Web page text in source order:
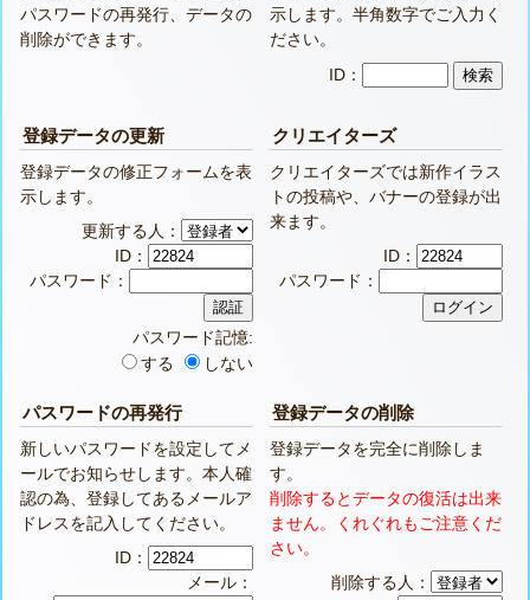
パスワードの再発行、データの
削除ができます。
示します。半角数字でご入力く
ださい。
ID：
登録データの更新
登録データの修正フォームを表
示します。
更新する人：
ID：
パスワード：
パスワード記憶:
する
しない
クリエイターズ
クリエイターズでは新作イラス
トの投稿や、バナーの登録が出
来ます。
ID：
パスワード：
パスワードの再発行
新しいパスワードを設定してメ
ールでお知らせします。本人確
認の為、登録してあるメールア
ドレスを記入してください。
ID：
メール：
登録データの削除
登録データを完全に削除しま
す。
削除するとデータの復活は出来
ません。くれぐれもご注意くだ
さい。
削除する人：